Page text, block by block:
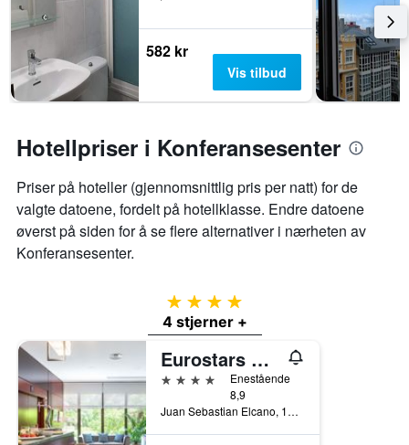
582 kr
Vis tilbud
Hotellpriser i Konferansesenter
Priser på hoteller (gjennomsnittlig pris per natt) for de
valgte datoene, fordelt på hotellklasse. Endre datoene
øverst på siden for å se flere alternativer i nærheten av
Konferansesenter.
4 stjerner
4 stjerner +
Eurostars Ciudad de La Coruña
4 stjerner
Enestående
8,9
Juan Sebastian Elcano, 13, A Coruña, Galicia, Spania